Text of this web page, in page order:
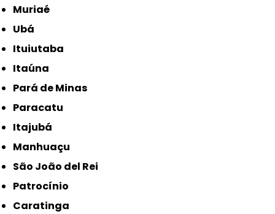
Muriaé
Ubá
Ituiutaba
Itaúna
Pará de Minas
Paracatu
Itajubá
Manhuaçu
São João del Rei
Patrocínio
Caratinga